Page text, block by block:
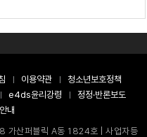
이용약관
청소년보호정책
e4ds윤리강령
정정·반론보도
내
가산퍼블릭 A동 1824호 | 사업자등